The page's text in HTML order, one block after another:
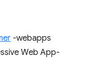
-webapps
Web App-